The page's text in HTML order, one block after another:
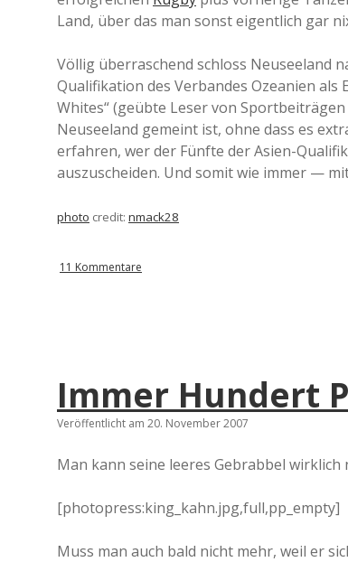
Land, über das man sonst eigentlich gar
Völlig überraschend schloss Neuseeland
Qualifikation des Verbandes Ozeanien
Whites“ (geübte Leser von
Neuseeland gemeint ist, ohne dass es
erfahren, wer der Fünfte der Asien-
auszuscheiden. Und somit wie immer —
photo credit: nmack28
11 Kommentare
Immer Hundert
Veröffentlicht am 20. November 2007
Man kann seine leeres Gebrabbel wirklich
[photopress:king_kahn.jpg,full,pp_empty]
Muss man auch bald nicht mehr, weil er